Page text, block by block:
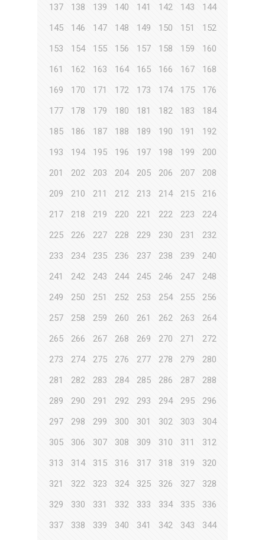
137
138 139 140 141 142 143
144
145
146 147 148 149 150 151
152
153
154 155 156 157 158 159
160
161
162 163 164 165 166 167
168
169
170 171 172 173 174 175
176
177
178 179 180 181 182 183
184
185
186 187 188 189 190 191
192
193
194 195 196 197 198 199
200
201
202 203 204 205 206 207
208
209
210 211 212 213 214 215
216
217
218 219 220 221 222 223
224
225
226 227 228 229 230 231
232
233
234 235 236 237 238 239
240
241
242 243 244 245 246 247
248
249
250 251 252 253 254 255
256
257
258 259 260 261 262 263
264
265
266 267 268 269 270 271
272
273
274 275 276 277 278 279
280
281
282 283 284 285 286 287
288
289
290 291 292 293 294 295
296
297
298 299 300 301 302 303
304
305
306 307 308 309 310 311
312
313
314 315 316 317 318 319
320
321
322 323 324 325 326 327
328
329
330 331 332 333 334 335
336
337
338 339 340 341 342 343
344